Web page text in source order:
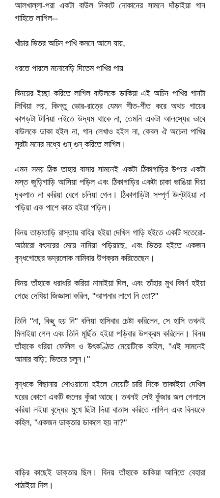
আলখাল্লা-পরা একটা বাউল নিকটে দোকানের সামনে দাঁড়াইয়া গান
গাহিতে লাগিল--
খাঁচার ভিতর অচিন পাখি কমনে আসে যায়,
ধরতে পারলে মনোবেড়ি দিতেম পাখির পায়
বিনয়ের ইচ্ছা করিতে লাগিল বাউলকে ডাকিয়া এই অচিন পাখির গানটা
লিখিয়া লয়, কিন্তু ভোর-রাত্রে যেমন শীত-শীত করে অথচ গায়ের
কাপড়টা টানিয়া লইতে উদ্যম থাকে না, তেমনি একটা আলস্যের ভাবে
বাউলকে ডাকা হইল না, গান লেখাও হইল না, কেবল ঐ অচেনা পাখির
সুরটা মনের মধ্যে গুন্‌ গুন্‌ করিতে লাগিল।
এমন সময় ঠিক তাহার বাসার সামনেই একটা ঠিকাগাড়ির উপরে একটা
মস্ত জুড়িগাড়ি আসিয়া পড়িল এবং ঠিকাগাড়ির একটা চাকা ভাঙিয়া দিয়া
দৃকপাত না করিয়া বেগে চলিয়া গেল। ঠিকাগাড়িটা সম্পূর্ণ উল্‌টাইয়া না
পড়িয়া এক পাশে কাত হইয়া পড়িল।
বিনয় তাড়াতাড়ি রাস্তায় বাহির হইয়া দেখিল গাড়ি হইতে একটি সতেরো-
আঠারো বৎসরের মেয়ে নামিয়া পড়িয়াছে, এবং ভিতর হইতে একজন
বৃদ্ধগোছের ভদ্রলোক নামিবার উপক্রম করিতেছেন।
বিনয় তাঁহাকে ধরাধরি করিয়া নামাইয়া দিল, এবং তাঁহার মুখ বিবর্ণ হইয়া
গেছে দেখিয়া জিজ্ঞাসা করিল, "আপনার লাগে নি তো?"
তিনি "না, কিছু হয় নি" বলিয়া হাসিবার চেষ্টা করিলেন, সে হাসি তখনই
মিলাইয়া গেল এবং তিনি মূর্ছিত হইয়া পড়িবার উপক্রম করিলেন। বিনয়
তাঁহাকে ধরিয়া ফেলিল ও উৎকণ্ঠিত মেয়েটিকে কহিল, "এই সামনেই
আমার বাড়ি; ভিতরে চলুন।"
বৃদ্ধকে বিছানায় শোওয়ানো হইলে মেয়েটি চারি দিকে তাকাইয়া দেখিল
ঘরের কোণে একটি জলের কুঁজা আছে। তখনই সেই কুঁজার জল গেলাসে
করিয়া লইয়া বৃদ্ধের মুখে ছিটা দিয়া বাতাস করিতে লাগিল এবং বিনয়কে
কহিল, "একজন ডাক্তার ডাকলে হয় না?"
বাড়ির কাছেই ডাক্তার ছিল। বিনয় তাঁহাকে ডাকিয়া আনিতে বেহারা
পাঠাইয়া দিল।